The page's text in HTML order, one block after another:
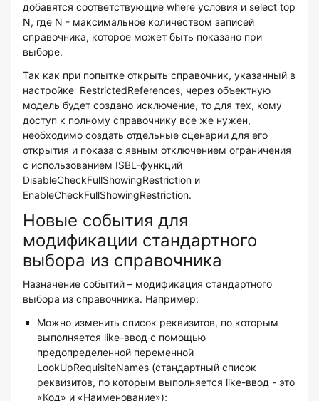
добавятся соответствующие where условия и select top
N, где N - максимальное количеством записей
справочника, которое может быть показано при
выборе.
Так как при попытке открыть справочник, указанный в
настройке RestrictedReferences, через объектную
модель будет создано исключение, то для тех, кому
доступ к полному справочнику все же нужен,
необходимо создать отдельные сценарии для его
открытия и показа с явным отключением ограничения
с использованием ISBL-функций
DisableCheckFullShowingRestriction и
EnableCheckFullShowingRestriction.
Новые события для
модификации стандартного
выбора из справочника
Назначение событий – модификация стандартного
выбора из справочника. Например:
Можно изменить список реквизитов, по которым
выполняется like-ввод с помощью
предопределенной переменной
LookUpRequisiteNames (стандартный список
реквизитов, по которым выполняется like-ввод - это
«Код» и «Наименование»);